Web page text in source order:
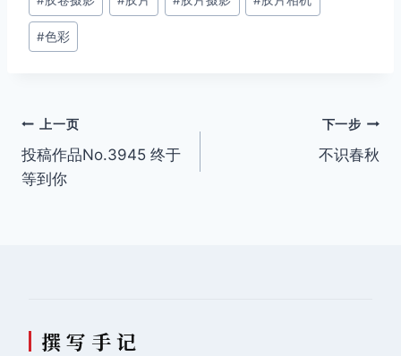
签：
#色彩
文
章
上一页
投稿作品No.3945 终于
等到你
下一步
不识春秋
撰 写 手 记